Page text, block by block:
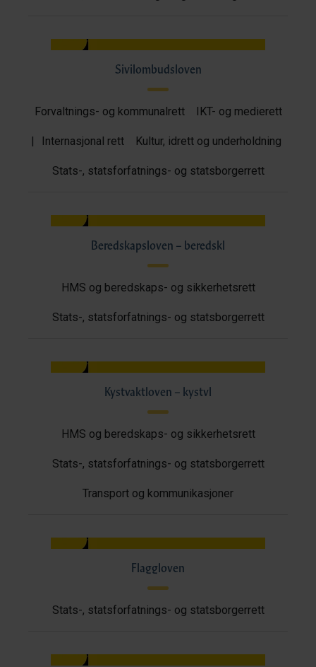
Sivilombudsloven
Forvaltnings- og kommunalrett IKT- og medierett
| Internasjonal rett Kultur, idrett og underholdning
Stats-, statsforfatnings- og statsborgerrett
Beredskapsloven – beredskl
HMS og beredskaps- og sikkerhetsrett
Stats-, statsforfatnings- og statsborgerrett
Kystvaktloven – kystvl
HMS og beredskaps- og sikkerhetsrett
Stats-, statsforfatnings- og statsborgerrett
Transport og kommunikasjoner
Flaggloven
Stats-, statsforfatnings- og statsborgerrett